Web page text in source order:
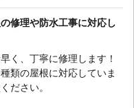
修理や防水工事に対応し
く、丁寧に修理します！
類の屋根に対応していま
ださい。